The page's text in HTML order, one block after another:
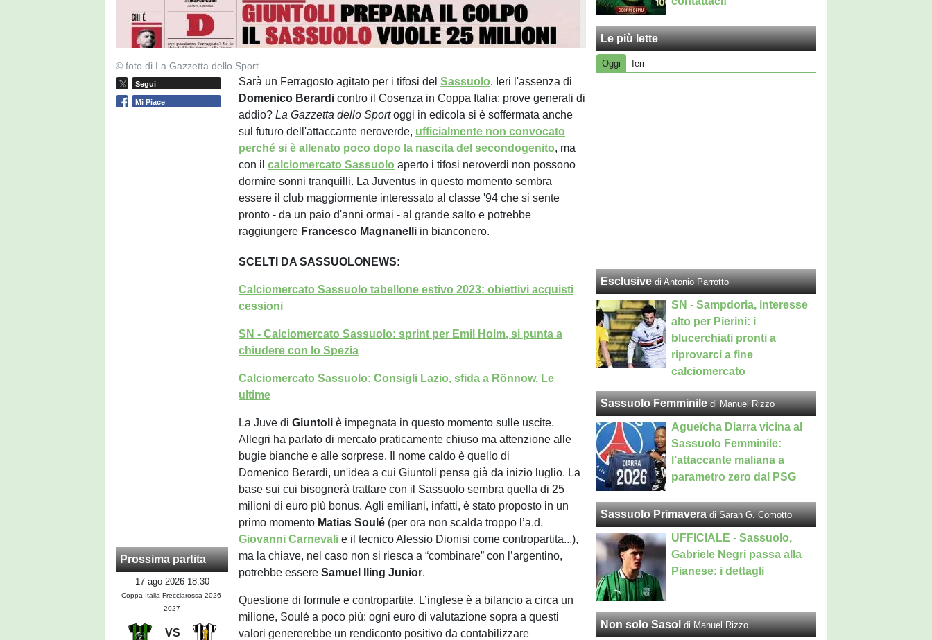
© foto di La Gazzetta dello Sport
Segui
Mi Piace
Prossima partita
17 ago 2026 18:30
Coppa Italia Frecciarossa 2026-
2027
VS
Sarà un Ferragosto agitato per i tifosi delSassuolo. Ieri l'assenza di
Domenico Berardi contro il Cosenza in Coppa Italia: prove generali di
addio?La Gazzetta dello Sportoggi in edicola si è soffermata anche
sul futuro dell'attaccante neroverde, ufficialmente non convocato
perché si è allenato poco dopo la nascita del secondogenito, ma
con ilcalciomercato Sassuolo aperto i tifosi neroverdi non possono
dormire sonni tranquilli. La Juventus in questo momento sembra
essere il club maggiormente interessato al classe '94 che si sente
pronto - da un paio d'anni ormai - al grande salto e potrebbe
raggiungere Francesco Magnanelli in bianconero.
SCELTI DA SASSUOLONEWS:
Calciomercato Sassuolo tabellone estivo 2023: obiettivi acquisti
cessioni
SN - Calciomercato Sassuolo: sprint per Emil Holm, si punta a
chiudere con lo Spezia
Calciomercato Sassuolo: Consigli Lazio, sfida a Rönnow. Le
ultime
La Juve diGiuntoli è impegnata in questo momento sulle uscite.
Allegri ha parlato di mercato praticamente chiuso ma attenzione alle
bugie bianche e alle sorprese. Il nome caldo è quello di
Domenico Berardi, un'idea a cui Giuntoli pensa già da inizio luglio. La
base sui cui bisognerà trattare con il Sassuolo sembra quella di 25
milioni di euro più bonus. Agli emiliani, infatti, è stato proposto in un
primo momento Matias Soulé (per ora non scalda troppo l’a.d.
Giovanni Carnevali e il tecnico Alessio Dionisi come contropartita...),
ma la chiave, nel caso non si riesca a “combinare” con l’argentino,
potrebbe essereSamuel Iling Junior.
Questione di formule e contropartite. L’inglese è a bilancio a circa un
milione, Soulé a poco più: ogni euro di valutazione sopra a questi
valori genererebbe un rendiconto positivo da contabilizzare
Le più lette
Oggi Ieri
Esclusive di Antonio Parrotto
SN - Sampdoria, interesse
alto per Pierini: i
blucerchiati pronti a
riprovarci a fine
calciomercato
Sassuolo Femminile di Manuel Rizzo
Agueïcha Diarra vicina al
Sassuolo Femminile:
l’attaccante maliana a
parametro zero dal PSG
Sassuolo Primavera di Sarah G. Comotto
UFFICIALE - Sassuolo,
Gabriele Negri passa alla
Pianese: i dettagli
Non solo Sasol di Manuel Rizzo